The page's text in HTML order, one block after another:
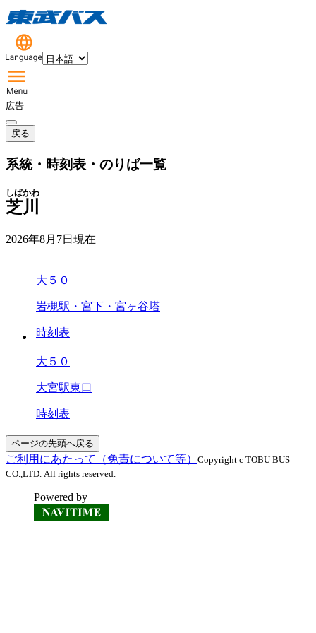
広告
戻る
系統・時刻表・のりば一覧
芝川
しばかわ
2026年8月7日 現在
大５０
岩槻駅・宮下・宮ヶ谷塔
時刻表
大５０
大宮駅東口
時刻表
ページの先頭へ戻る
ご利用にあたって（免責について等） Copyright c TOBU BUS
CO.,LTD. All rights reserved.
Powered by